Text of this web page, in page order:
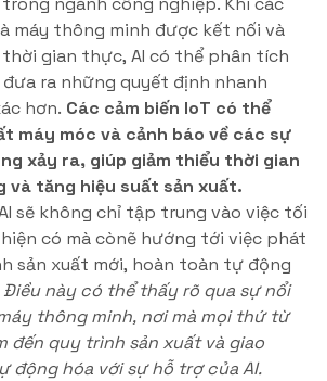
máy thông minh được kết nối và
gian thực, AI có thể phân tích
ra những quyết định nhanh
hơn. Các cảm biến IoT có thể
máy móc và cảnh báo về các sự
xảy ra, giúp giảm thiểu thời gian
và tăng hiệu suất sản xuất.
sẽ không chỉ tập trung vào việc tối
có mà cònẽ hướng tới việc phát
sản xuất mới, hoàn toàn tự động
Điều này có thể thấy rõ qua sự nổi
thông minh, nơi mà mọi thứ từ
đến quy trình sản xuất và giao
động hóa với sự hỗ trợ của AI.